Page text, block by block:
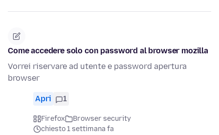
Come accedere solo con password al browser mozilla
Vorrei riservare ad utente e password apertura
browser
Apri 1
Firefox
Browser security
chiesto 1 settimana fa